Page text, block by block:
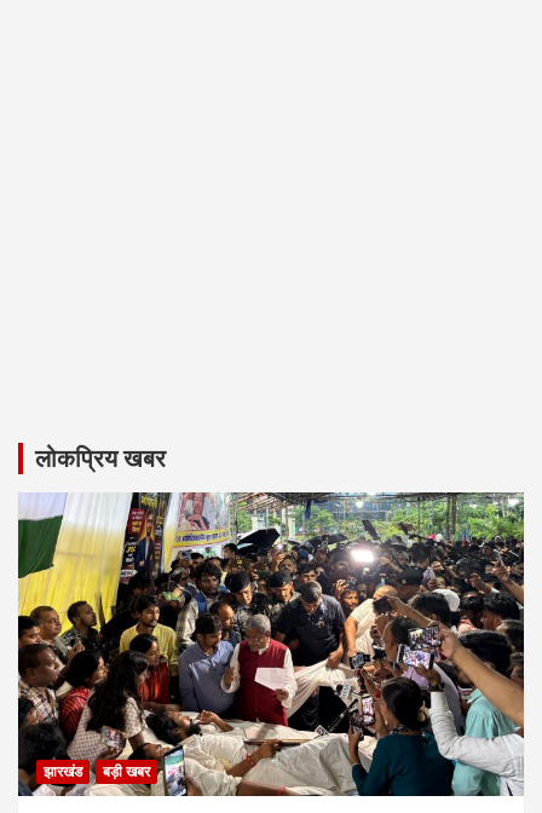
लोकप्रिय खबर
झारखंड बड़ी खबर